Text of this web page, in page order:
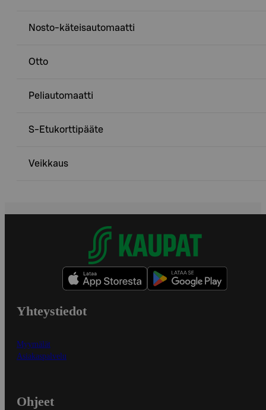
Nosto-käteisautomaatti
Otto
Peliautomaatti
S-Etukorttipääte
Veikkaus
Yhteystiedot
Myymälät
Asiakaspalvelu
Ohjeet